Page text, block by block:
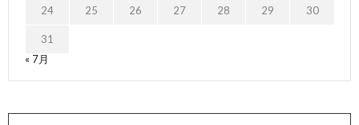
24 25 26 27 28 29 30
31
« 7月